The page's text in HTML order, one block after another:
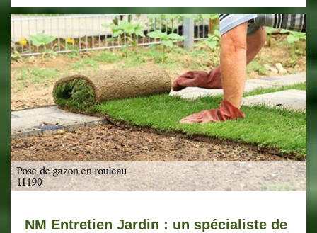
NM Entretien Jardin : un spécialiste de